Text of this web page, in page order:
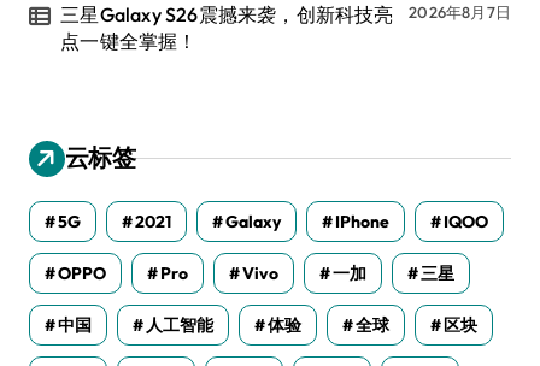
三星Galaxy S26震撼来袭，创新科技亮
点一键全掌握！
2026年8月7日
云标签
5G 2021 Galaxy IPhone IQOO
OPPO Pro Vivo 一加 三星
中国 人工智能 体验 全球 区块